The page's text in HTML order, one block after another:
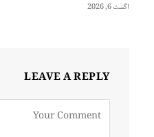
اگست 6, 2026
LEAVE A REPLY